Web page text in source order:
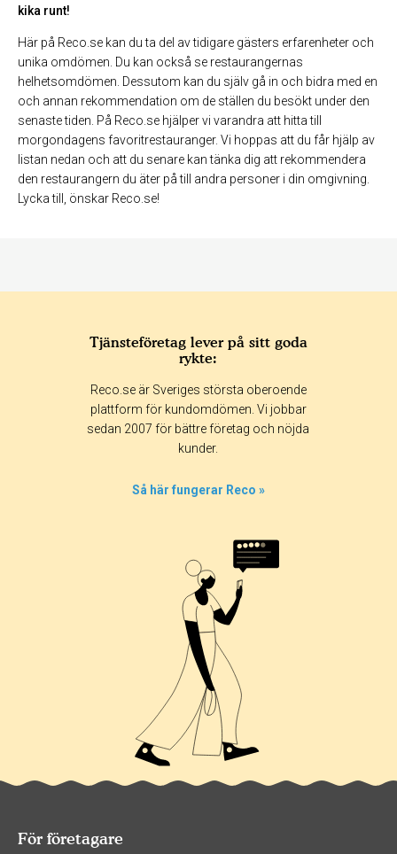
kika runt!
Här på Reco.se kan du ta del av tidigare gästers erfarenheter och
unika omdömen. Du kan också se restaurangernas
helhetsomdömen. Dessutom kan du själv gå in och bidra med en
och annan rekommendation om de ställen du besökt under den
senaste tiden. På Reco.se hjälper vi varandra att hitta till
morgondagens favoritrestauranger. Vi hoppas att du får hjälp av
listan nedan och att du senare kan tänka dig att rekommendera
den restaurangern du äter på till andra personer i din omgivning.
Lycka till, önskar Reco.se!
Tjänsteföretag lever på sitt goda
rykte:
Reco.se är Sveriges största oberoende
plattform för kundomdömen. Vi jobbar
sedan 2007 för bättre företag och nöjda
kunder.
Så här fungerar Reco »
För företagare